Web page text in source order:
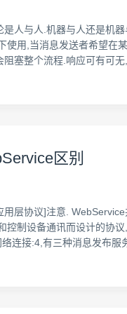
人与人.机器与人还是机
用,当消息发送者希望在
塞整个流程.响应可有可
区别
层协议]注意.
制设备通讯而设计的协
连接:4,有三种消息发布服